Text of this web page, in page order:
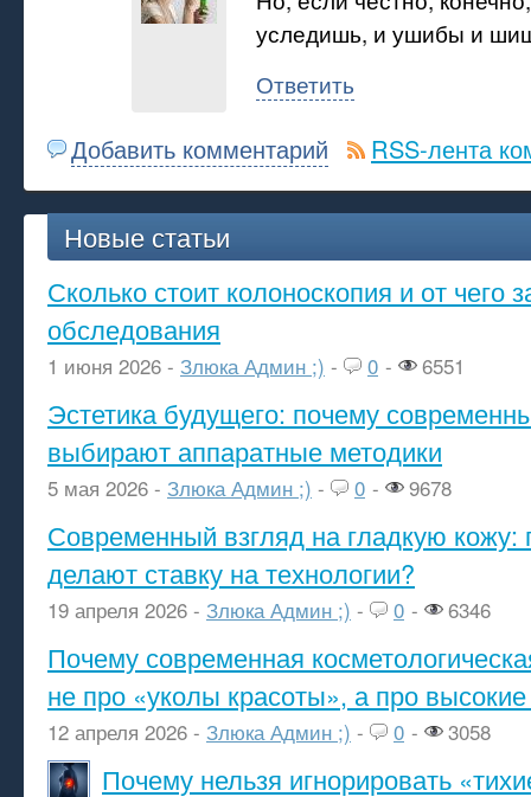
уследишь, и ушибы и
Ответить
Добавить комментарий RSS-лента
Новые статьи
Сколько стоит колоноскопия и от чего
обследования
1 июня 2026 - Злюка Админ ;) - 0 - 6551
Эстетика будущего: почему
выбирают аппаратные методики
5 мая 2026 - Злюка Админ ;) - 0 - 9678
Современный взгляд на гладкую кожу:
делают ставку на технологии?
19 апреля 2026 - Злюка Админ ;) - 0 - 6346
Почему современная
не про «уколы красоты», а про высокие
12 апреля 2026 - Злюка Админ ;) - 0 - 3058
Почему нельзя игнорировать